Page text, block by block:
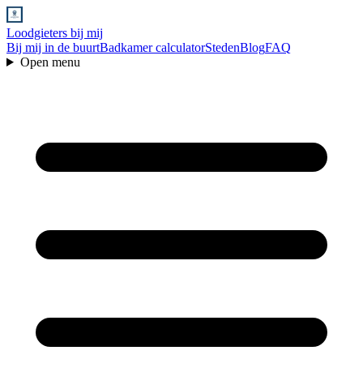
Loodgieters bij mij
Bij mij in de buurtBadkamer calculatorStedenBlogFAQ
Open menu